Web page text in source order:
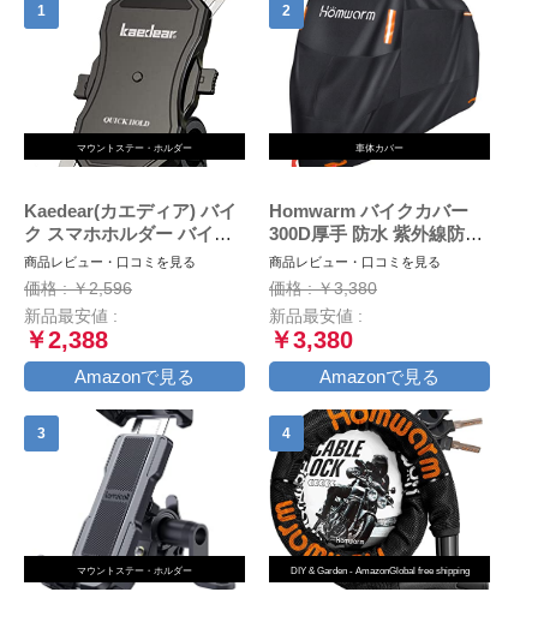
マウントステー・ホルダー
Kaedear(カエディア) バイ
ク スマホホルダー バイク
用スマホホルダー 携帯ホル
ダー 振動吸収 マウント 対
応 スマホ スタンド アルミ
製 マウント ハンドル ミラ
ー 原付 オートバイ 自転車
クイックホールド KDR-
M11C (Black)
商品レビュー・口コミを見る
価格 : ￥2,596
新品最安値 :
￥2,388
Amazonで見る
車体カバー
Homwarm バイクカバー
300D厚手 防水 紫外線防止
盗難防止 収納バッグ付き
(XXL, ブラック)
商品レビュー・口コミを見る
価格 : ￥3,380
新品最安値 :
￥3,380
Amazonで見る
マウントステー・ホルダー DIY & Garden - AmazonGlobal free shipping